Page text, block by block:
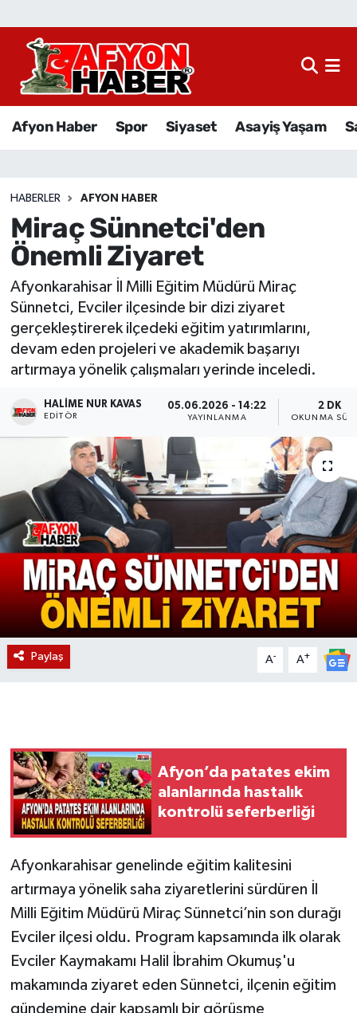
Afyon Haber Spor Siyaset Asayiş Yaşam
HABERLER AFYON HABER
Miraç Sünnetci'den
Önemli Ziyaret
Afyonkarahisar İl Milli Eğitim Müdürü Miraç
Sünnetci, Evciler ilçesinde bir dizi ziyaret
gerçekleştirerek ilçedeki eğitim yatırımlarını,
devam eden projeleri ve akademik başarıyı
artırmaya yönelik çalışmaları yerinde inceledi.
HALIME NUR KAVAS
EDITÖR
05.06.2026 - 14:22
YAYINLANMA
2 DK
OKUNMA
Paylaş A- A+
Afyon’da patates ekim
alanlarında hastalık
kontrolü seferberliği
Afyonkarahisar genelinde eğitim kalitesini
artırmaya yönelik saha ziyaretlerini sürdüren İl
Milli Eğitim Müdürü Miraç Sünnetci’nin son durağı
Evciler ilçesi oldu. Program kapsamında ilk olarak
Evciler Kaymakamı Halil İbrahim Okumuş'u
makamında ziyaret eden Sünnetci, ilçenin eğitim
gündemine dair kapsamlı bir görüşme
Afyon Haber
Sağlık
Eğitim
Sivil Toplum
Ekonomi